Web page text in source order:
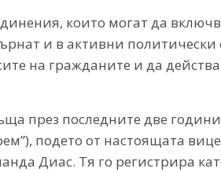
които могат да
и в активни политически
на гражданите и да
през последните две
подето от настоящата
Диас. Тя го регистрира